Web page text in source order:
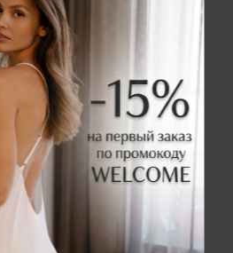
бренда CLÓ для поклонниц